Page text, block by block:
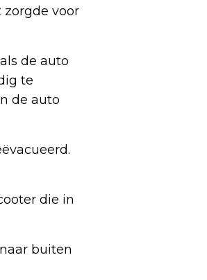
zorgde voor
de auto
te
de auto
die in
buiten